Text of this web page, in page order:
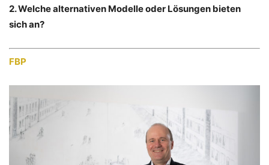
2. Welche alternativen Modelle oder Lösungen bieten
sich an?
FBP